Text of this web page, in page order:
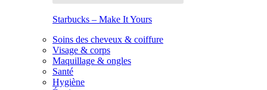
Starbucks – Make It Yours
Soins des cheveux & coiffure
Visage & corps
Maquillage & ongles
Santé
Hygiène